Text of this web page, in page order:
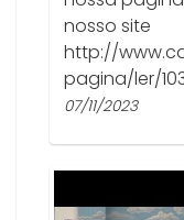
nosso site
http://
pagina/ler/
07/11/2023